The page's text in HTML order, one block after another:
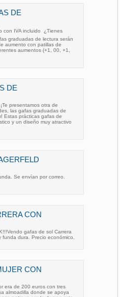
DE
con IVA incluido  ¿Tienes
graduadas de lectura serán
aumento con patillas de
aumentos (+1, 00, +1,
DE
presentamos otra de
las gafas graduadas de
Estas prácticas gafas de
y un diseño muy atractivo
Se envían por correo.
CON
gafas de sol Carrera
funda dura. Precio económico.
CON
era de 200 euros con tres
almoadilla donde se apoya